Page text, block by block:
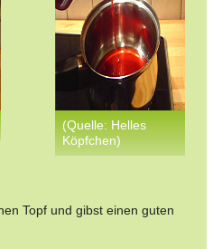
(Quelle: Helles
Köpfchen)
Topf und gibst einen guten